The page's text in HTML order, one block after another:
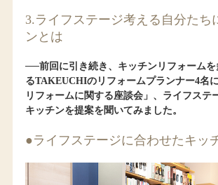
3.ライフステージ考える自分たち
ンとは
──前回に引き続き、キッチンリフォーム
るTAKEUCHIのリフォームプランナー4名
リフォームに関する座談会」、ライフステ
キッチンを提案を聞いてみました。
●ライフステージに合わせたキッ